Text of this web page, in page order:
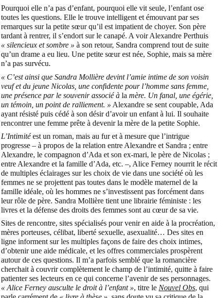
Pourquoi elle n’a pas d’enfant, pourquoi elle vit seule, l’enfant ose
toutes les questions. Elle le trouve intelligent et émouvant par ses
remarques sur la petite sœur qu’il est impatient de choyer. Son père
tardant à rentrer, il s’endort sur le canapé. A voir Alexandre Perthuis
« silencieux et sombre » à son retour, Sandra comprend tout de suite
qu’un drame a eu lieu. Une petite sœur est née, Sophie, mais sa mère
n’a pas survécu.
« C’est ainsi que Sandra Mollière devint l’amie intime de son voisin
veuf et du jeune Nicolas, une confidente pour l’homme sans femme,
une présence par le souvenir associé à la mère. Un fanal, une égérie,
un témoin, un point de ralliement. » Alexandre se sent coupable, Ada
ayant résisté puis cédé à son désir d’avoir un enfant à lui. Il souhaite
rencontrer une femme prête à devenir la mère de la petite Sophie.
L’Intimitéest un roman, mais au fur et à mesure que l’intrigue
progresse – à propos de la relation entre Alexandre et Sandra ; entre
Alexandre, le compagnon d’Ada et son ex-mari, le père de Nicolas ;
entre Alexandre et la famille d’Ada, etc. –, Alice Ferney nourrit le récit
de multiples éclairages sur les choix de vie dans une société où les
femmes ne se projettent pas toutes dans le modèle maternel de la
famille idéale, où les hommes ne s’investissent pas forcément dans
leur rôle de père. Sandra Mollière tient une librairie féministe : les
livres et la défense des droits des femmes sont au cœur de sa vie.
Sites de rencontre, sites spécialisés pour venir en aide à la procréation,
mères porteuses, célibat, liberté sexuelle, asexualité… Des sites en
ligne informent sur les multiples façons de faire des choix intimes,
d’obtenir une aide médicale, et les offres commerciales prospèrent
autour de ces questions. Il m’a parfois semblé que la romancière
cherchait à couvrir complètement le champ de l’intimité, quitte à faire
patienter ses lecteurs en ce qui concerne l’avenir de ses personnages.
« Alice Ferney ausculte le droit à l’enfant », titre le Nouvel Obs, qui